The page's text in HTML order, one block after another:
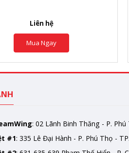
Liên hệ
Mua Ngay
: 02 Lãnh Binh Thăng - P.
#1: 335 Lê Đại Hành - P. Phú Thọ -